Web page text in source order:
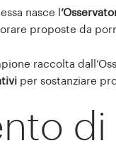
nasce l
proposte da
raccolta
per sostanziare